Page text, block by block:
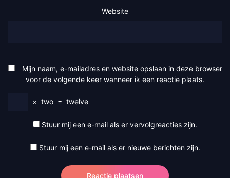
Website
Mijn naam, e-mailadres en website opslaan in deze browser
voor de volgende keer wanneer ik een reactie plaats.
× two = twelve
Stuur mij een e-mail als er vervolgreacties zijn.
Stuur mij een e-mail als er nieuwe berichten zijn.